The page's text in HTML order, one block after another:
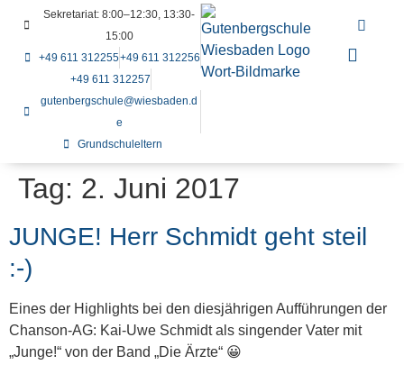
Sekretariat: 8:00–12:30, 13:30-
15:00
+49 611 312255+49 611 312256
+49 611 312257
gutenbergschule@wiesbaden.d
e
Grundschuleltern
Tag: 2. Juni 2017
JUNGE! Herr Schmidt geht steil
:-)
Eines der Highlights bei den diesjährigen Aufführungen der
Chanson-AG: Kai-Uwe Schmidt als singender Vater mit
„Junge!“ von der Band „Die Ärzte“ 😀